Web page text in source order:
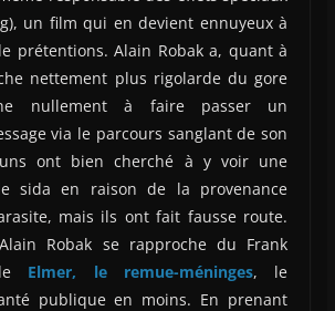
un film qui en devient ennuyeux à
prétentions. Alain Robak a, quant à
nettement plus rigolarde du gore
nullement à faire passer un
via le parcours sanglant de son
ont bien cherché à y voir une
sida en raison de la provenance
mais ils ont fait fausse route.
Robak se rapproche du Frank
Elmer, le remue-méninges, le
publique en moins. En prenant